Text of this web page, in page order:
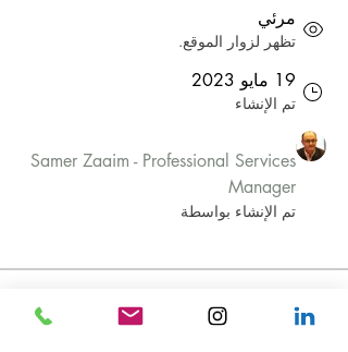
مرئي
تظهر لزوار الموقع.
19 مايو 2023
تم الإنشاء
Samer Zaaim - Professional Services
Manager
تم الإنشاء بواسطة
Welcome to the group! You can connect